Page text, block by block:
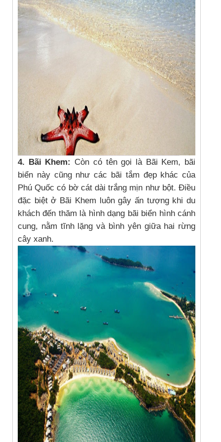
4. Bãi Khem: Còn có tên gọi là Bãi Kem, bãi
biển này cũng như các bãi tắm đẹp khác của
Phú Quốc có bờ cát dài trắng mịn như bột. Điều
đặc biệt ở Bãi Khem luôn gây ấn tượng khi du
khách đến thăm là hình dạng bãi biển hình cánh
cung, nằm tĩnh lặng và bình yên giữa hai rừng
cây xanh.